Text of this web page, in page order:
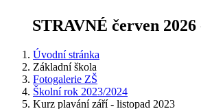
STRAVNÉ červen 2026
Úvodní stránka
Základní škola
Fotogalerie ZŠ
Školní rok 2023/2024
Kurz plavání září - listopad 2023